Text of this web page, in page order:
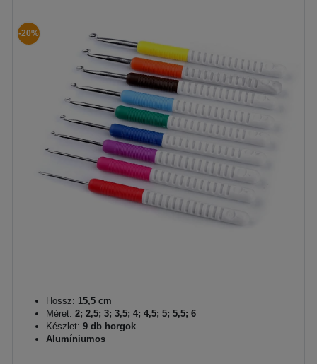
-20%
Hossz: 15,5 cm
Méret: 2; 2,5; 3; 3,5; 4; 4,5; 5; 5,5; 6
Készlet: 9 db horgok
Alumíniumos